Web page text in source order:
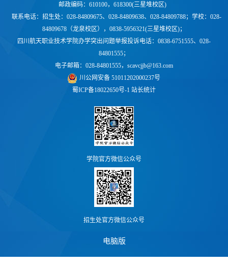
邮政编码：610100，618300(三星堆校区)
联系电话： 招生处：028-84809675、028-84809638、028-84809788；学校： 028-
84809678（龙泉校区），0838-5956321(三星堆校区)；
四川航天职业技术学院办学突出问题举报投诉电话：0838-6751555、028-
84801555；
电子邮箱：028-84801555，scavcjjb@163.com
川公网安备 51011202000237号
蜀ICP备18022650号-1 站长统计
学院官方微信公众号
招生处官方微信公众号
电脑版